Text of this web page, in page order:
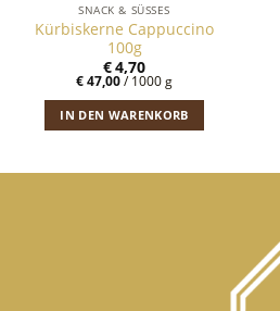
SNACK & SÜSSES
Kürbiskerne Cappuccino
100g
€4,70
€47,00/1000g
IN DEN WARENKORB